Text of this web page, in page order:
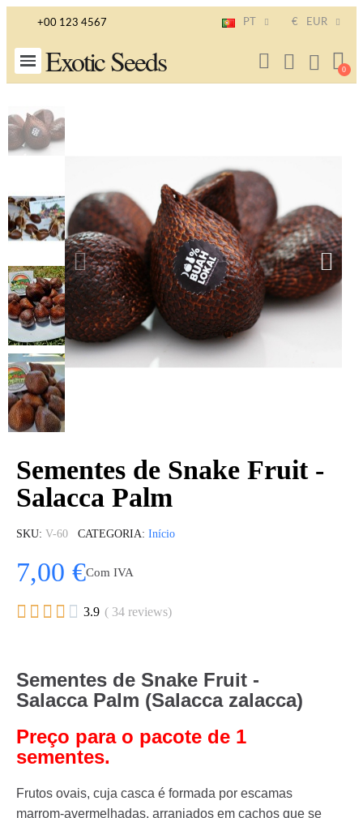
+00 123 4567 PT € EUR
Exotic Seeds
Sementes de Snake Fruit -
Salacca Palm
SKU V-60 CATEGORIA Início
7,00 €Com IVA
     3.9 ( 34 reviews)
Sementes de Snake Fruit -
Salacca Palm (Salacca zalacca)
Preço para o pacote de 1
sementes.
Frutos ovais, cuja casca é formada por escamas
marrom-avermelhadas, arranjados em cachos que se